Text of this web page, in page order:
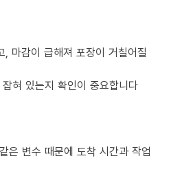
, 마감이 급해져 포장이 거칠어질
혀 있는지 확인이 중요합니다
은 변수 때문에 도착 시간과 작업